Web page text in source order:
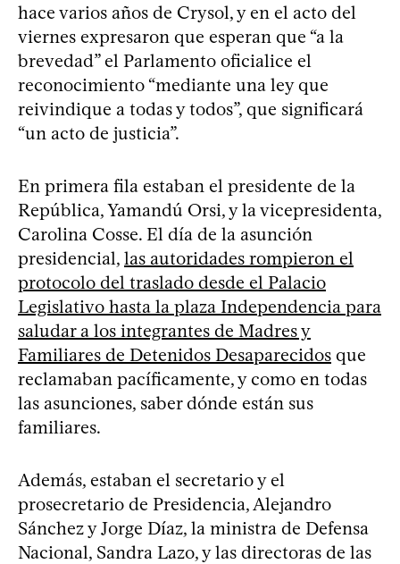
hace varios años de Crysol, y en el acto del
viernes expresaron que esperan que “a la
brevedad” el Parlamento oficialice el
reconocimiento “mediante una ley que
reivindique a todas y todos”, que significará
“un acto de justicia”.
En primera fila estaban el presidente de la
República, Yamandú Orsi, y la vicepresidenta,
Carolina Cosse. El día de la asunción
presidencial, las autoridades rompieron el
protocolo del traslado desde el Palacio
Legislativo hasta la plaza Independencia para
saludar a los integrantes de Madres y
Familiares de Detenidos Desaparecidos que
reclamaban pacíficamente, y como en todas
las asunciones, saber dónde están sus
familiares.
Además, estaban el secretario y el
prosecretario de Presidencia, Alejandro
Sánchez y Jorge Díaz, la ministra de Defensa
Nacional, Sandra Lazo, y las directoras de las